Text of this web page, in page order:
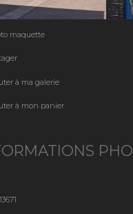
maquette
à ma galerie
à mon panier